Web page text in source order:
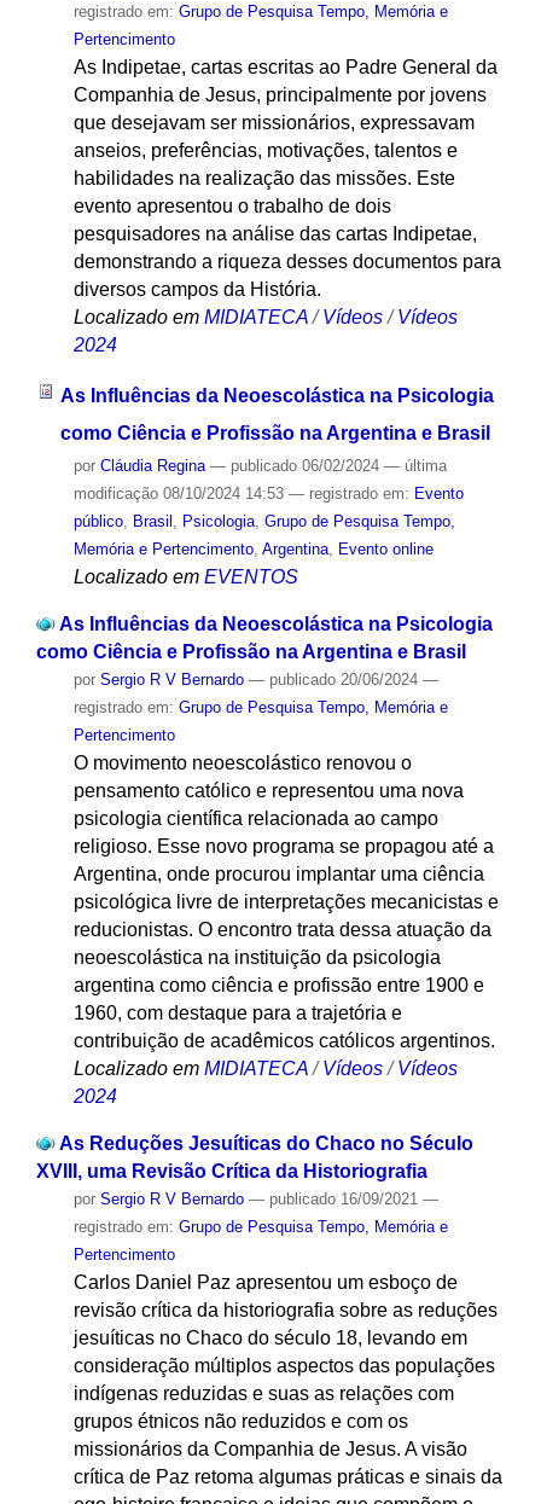
registrado em: Grupo de Pesquisa Tempo, Memória e
Pertencimento
As Indipetae, cartas escritas ao Padre General da
Companhia de Jesus, principalmente por jovens
que desejavam ser missionários, expressavam
anseios, preferências, motivações, talentos e
habilidades na realização das missões. Este
evento apresentou o trabalho de dois
pesquisadores na análise das cartas Indipetae,
demonstrando a riqueza desses documentos para
diversos campos da História.
Localizado em MIDIATECA /Vídeos /Vídeos
2024
As Influências da Neoescolástica na Psicologia
como Ciência e Profissão na Argentina e Brasil
por Cláudia Regina — publicado06/02/2024 — última
modificação08/10/2024 14:53 — registrado em: Evento
público, Brasil , Psicologia, Grupo de Pesquisa Tempo,
Memória e Pertencimento, Argentina, Evento online
Localizado em EVENTOS
As Influências da Neoescolástica na Psicologia
como Ciência e Profissão na Argentina e Brasil
por Sergio R V Bernardo — publicado20/06/2024 —
registrado em: Grupo de Pesquisa Tempo, Memória e
Pertencimento
O movimento neoescolástico renovou o
pensamento católico e representou uma nova
psicologia científica relacionada ao campo
religioso. Esse novo programa se propagou até a
Argentina, onde procurou implantar uma ciência
psicológica livre de interpretações mecanicistas e
reducionistas. O encontro trata dessa atuação da
neoescolástica na instituição da psicologia
argentina como ciência e profissão entre 1900 e
1960, com destaque para a trajetória e
contribuição de acadêmicos católicos argentinos.
Localizado em MIDIATECA /Vídeos /Vídeos
2024
As Reduções Jesuíticas do Chaco no Século
XVIII, uma Revisão Crítica da Historiografia
por Sergio R V Bernardo — publicado16/09/2021 —
registrado em: Grupo de Pesquisa Tempo, Memória e
Pertencimento
Carlos Daniel Paz apresentou um esboço de
revisão crítica da historiografia sobre as reduções
jesuíticas no Chaco do século 18, levando em
consideração múltiplos aspectos das populações
indígenas reduzidas e suas as relações com
grupos étnicos não reduzidos e com os
missionários da Companhia de Jesus. A visão
crítica de Paz retoma algumas práticas e sinais da